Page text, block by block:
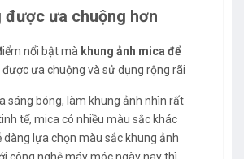
được ưa chuộng hơn
nổi bật mà khung ảnh mica để
ưa chuộng và sử dụng rộng rãi
sáng bóng, làm khung ảnh nhìn rất
tế, mica có nhiều màu sắc khác
dàng lựa chọn màu sắc khung ảnh